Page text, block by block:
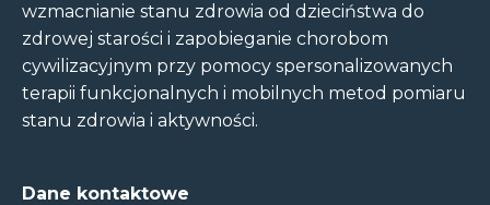
wzmacnianie stanu zdrowia od dzieciństwa do
zdrowej starości i zapobieganie chorobom
cywilizacyjnym przy pomocy spersonalizowanych
terapii funkcjonalnych i mobilnych metod pomiaru
stanu zdrowia i aktywności.
Dane kontaktowe